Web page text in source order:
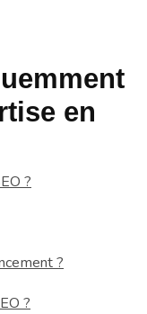
en
?
?
?